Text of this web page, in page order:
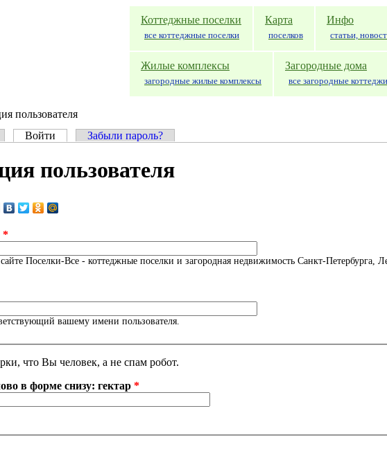
Коттеджные поселки
все коттеджные поселки
Карта
поселков
Инфо
статьи,
Жилые комплексы
загородные жилые комплексы
Загородные дома
все загородные коттеджи
пользователя
Войти (активная вкладка)
Забыли пароль?
пользователя
*
Поселки-Все - коттеджные поселки и загородная недвижимость Санкт-Петербурга,
вашему имени пользователя.
что Вы человек, а не спам робот.
в форме снизу: гектар *